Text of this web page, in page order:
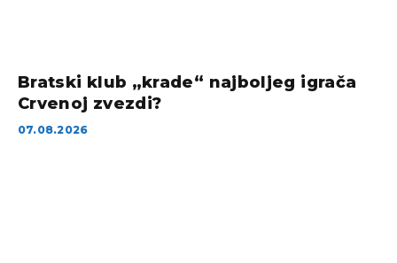
Bratski klub „krade“ najboljeg igrača
Crvenoj zvezdi?
07.08.2026